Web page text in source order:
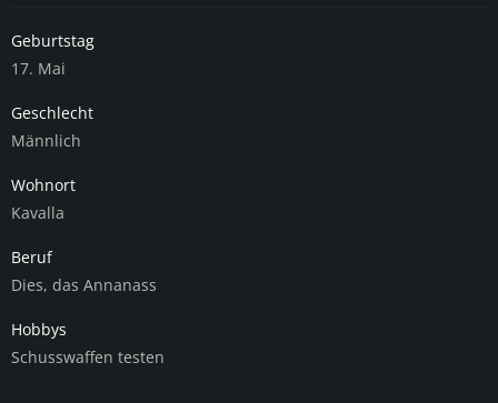
Geburtstag
17. Mai
Geschlecht
Männlich
Wohnort
Kavalla
Beruf
Dies, das Annanass
Hobbys
Schusswaffen testen